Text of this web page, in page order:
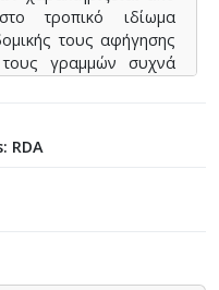
τροπικό ιδίωμα
τους αφήγησης
γραμμών συχνά
ηχητικών περιοχών
RDA